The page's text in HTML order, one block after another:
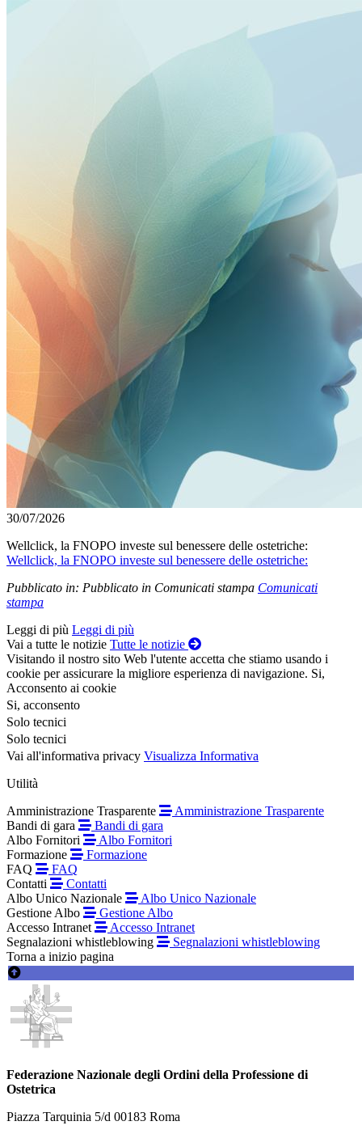
30/07/2026
Wellclick, la FNOPO investe sul benessere delle ostetriche:
Wellclick, la FNOPO investe sul benessere delle ostetriche:
Pubblicato in: Pubblicato in Comunicati stampa Comunicati
stampa
Leggi di più Leggi di più
Vai a tutte le notizie Tutte le notizie
Visitando il nostro sito Web l'utente accetta che stiamo usando i
cookie per assicurare la migliore esperienza di navigazione. Si,
Acconsento ai cookie
Si, acconsento
Solo tecnici
Solo tecnici
Vai all'informativa privacy Visualizza Informativa
Utilità
Amministrazione Trasparente
Amministrazione Trasparente
Bandi di gara
Bandi di gara
Albo Fornitori
Albo Fornitori
Formazione
Formazione
FAQ
FAQ
Contatti
Contatti
Albo Unico Nazionale
Albo Unico Nazionale
Gestione Albo
Gestione Albo
Accesso Intranet
Accesso Intranet
Segnalazioni whistleblowing
Segnalazioni whistleblowing
Torna a inizio pagina
Federazione Nazionale degli Ordini della Professione di
Ostetrica
Piazza Tarquinia 5/d 00183 Roma